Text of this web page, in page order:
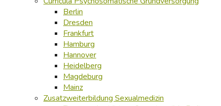
Berlin
Dresden
Frankfurt
Hamburg
Hannover
Heidelberg
Magdeburg
Mainz
Zusatzweiterbildung Sexualmedizin